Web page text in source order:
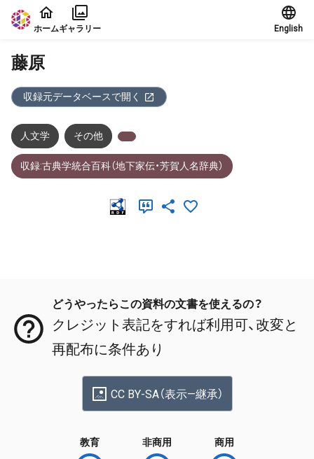
本文に飛ぶ
ホームギャラリー English
藤原
収録元データベースで開く
人文学 その他
収録:古典学統合百科（地下家伝・芳賀人名辞典）
どうやったらこの資料の文書を使えるの？
クレジット表記をすれば利用可、改変と
再配布に条件あり
CC BY-SA（表示—継承）
教育 非商用 商用